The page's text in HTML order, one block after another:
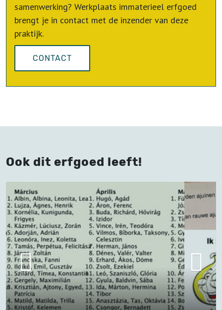
samenwerking? Werkplaats immaterieel erfgoed
brengt je in contact met de inzender van deze
praktijk.
CONTACT
Ook dit erfgoed leeft!